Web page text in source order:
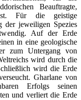
Beauftragte,
Für die geistige
der jeweiligen Spezies
Auf der Erde
in eine geologische
zum Untergang von
wird durch die
wird die Erde
Gharlane von
Erfolgs seinen
und verliert die Erde